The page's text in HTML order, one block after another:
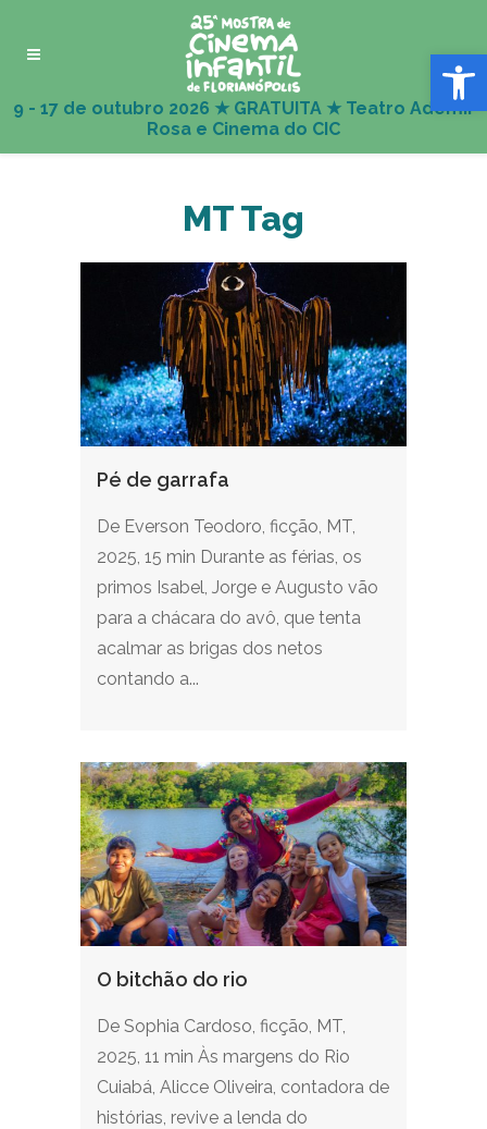
Abrir
MT Tag
Pé de garrafa
De Everson Teodoro, ficção, MT,
2025, 15 min Durante as férias, os
primos Isabel, Jorge e Augusto vão
para a chácara do avô, que tenta
acalmar as brigas dos netos
contando a...
O bitchão do rio
De Sophia Cardoso, ficção, MT,
2025, 11 min Às margens do Rio
Cuiabá, Alicce Oliveira, contadora de
histórias, revive a lenda do